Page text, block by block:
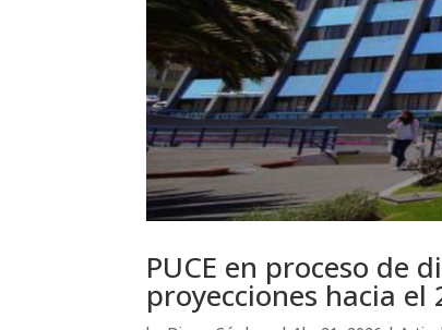
PUCE en proceso de
proyecciones hacia el